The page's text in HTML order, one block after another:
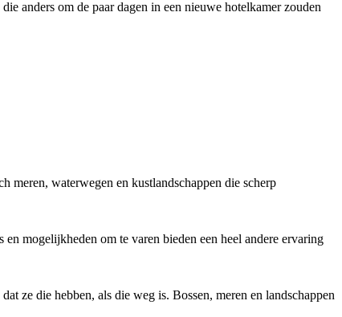
anders om de paar dagen in een nieuwe hotelkamer zouden
meren, waterwegen en kustlandschappen die scherp
mogelijkheden om te varen bieden een heel andere ervaring
ze die hebben, als die weg is. Bossen, meren en landschappen